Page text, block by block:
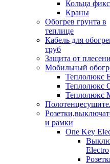
Кольца
Краны
Обогрев грунта в
теплице
Кабель для
труб
Защита от плесени
Мобильный
Теплолюкс
Теплолюкс
Теплолюкс
и рамки
One Key
Electro